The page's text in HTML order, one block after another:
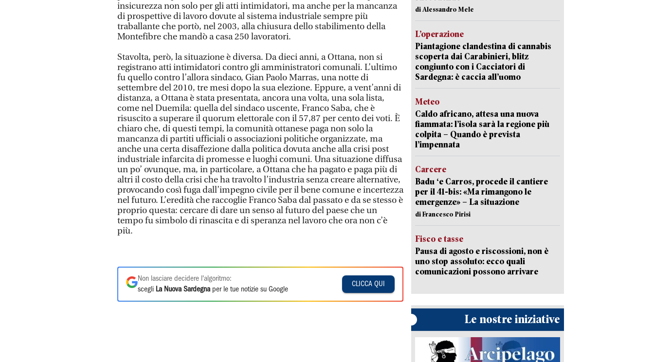
insicurezza non solo per gli atti intimidatori, ma anche per la mancanza
di prospettive di lavoro dovute al sistema industriale sempre più
traballante che portò, nel 2003, alla chiusura dello stabilimento della
Montefibre che mandò a casa 250 lavoratori.
Stavolta, però, la situazione è diversa. Da dieci anni, a Ottana, non si
registrano atti intimidatori contro gli amministratori comunali. L’ultimo
fu quello contro l’allora sindaco, Gian Paolo Marras, una notte di
settembre del 2010, tre mesi dopo la sua elezione. Eppure, a vent’anni di
distanza, a Ottana è stata presentata, ancora una volta, una sola lista,
come nel Duemila: quella del sindaco uscente, Franco Saba, che è
risuscito a superare il quorum elettorale con il 57,87 per cento dei voti. È
chiaro che, di questi tempi, la comunità ottanese paga non solo la
mancanza di partiti ufficiali o associazioni politiche organizzate, ma
anche una certa disaffezione dalla politica dovuta anche alla crisi post
industriale infarcita di promesse e luoghi comuni. Una situazione diffusa
un po’ ovunque, ma, in particolare, a Ottana che ha pagato e paga più di
altri il costo della crisi che ha travolto l’industria senza creare alternative,
provocando così fuga dall’impegno civile per il bene comune e incertezza
nel futuro. L’eredità che raccoglie Franco Saba dal passato e da se stesso è
proprio questa: cercare di dare un senso al futuro del paese che un
tempo fu simbolo di rinascita e di speranza nel lavoro che ora non c’è
più.
Non lasciare decidere l'algoritmo:
scegli La Nuova Sardegna per le tue notizie su Google
CLICCA QUI
di Alessandro Mele
L’operazione
Piantagione clandestina di cannabis
scoperta dai Carabinieri, blitz
congiunto con i Cacciatori di
Sardegna: è caccia all’uomo
Meteo
Caldo africano, attesa una nuova
fiammata: l’isola sarà la regione più
colpita – Quando è prevista
l’impennata
Carcere
Badu ‘e Carros, procede il cantiere
per il 41-bis: «Ma rimangono le
emergenze» – La situazione
di Francesco Pirisi
Fisco e tasse
Pausa di agosto e riscossioni, non è
uno stop assoluto: ecco quali
comunicazioni possono arrivare
Le nostre iniziative